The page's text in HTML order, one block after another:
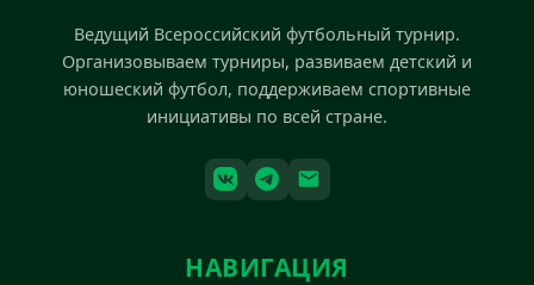
Ведущий Всероссийский футбольный турнир.
Организовываем турниры, развиваем детский и
юношеский футбол, поддерживаем спортивные
инициативы по всей стране.
НАВИГАЦИЯ